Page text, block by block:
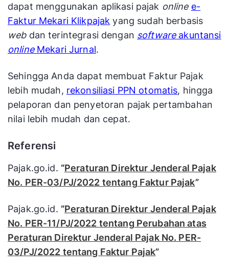
dapat menggunakan aplikasi pajak online e-
Faktur Mekari Klikpajak yang sudah berbasis
webdan terintegrasi dengan softwareakuntansi
onlineMekari Jurnal.
Sehingga Anda dapat membuat Faktur Pajak
lebih mudah, rekonsiliasi PPN otomatis, hingga
pelaporan dan penyetoran pajak pertambahan
nilai lebih mudah dan cepat.
Referensi
Pajak.go.id. “Peraturan Direktur Jenderal Pajak
No. PER-03/PJ/2022 tentang Faktur Pajak”
Pajak.go.id. “Peraturan Direktur Jenderal Pajak
No. PER-11/PJ/2022 tentang Perubahan atas
Peraturan Direktur Jenderal Pajak No. PER-
03/PJ/2022 tentang Faktur Pajak”